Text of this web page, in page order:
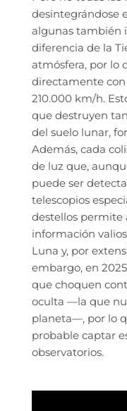
desintegrándose
algunas también
diferencia de la
atmósfera, por lo
directamente con
210.000 km/h.
que destruyen
del suelo lunar,
Además, cada
de luz que,
puede ser
telescopios
destellos permite
información
Luna y, por
embargo, en
que choquen
oculta —la que
planeta—, por lo
probable captar
observatorios.